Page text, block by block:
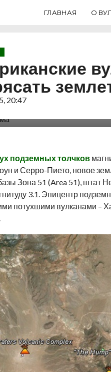
ГЛАВНАЯ О
20:47
в районе трех потухших
штата Невада
подземных толчков
и Серро-Пието, новое
Зона 51 (Area 51), штат
3.1. Эпицентр
потухшими вулканами –